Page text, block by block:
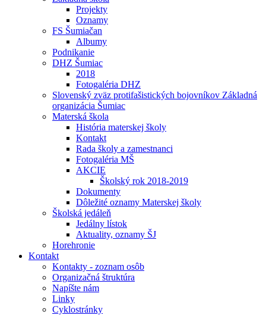
Projekty
Oznamy
FS Šumiačan
Albumy
Podnikanie
DHZ Šumiac
2018
Fotogaléria DHZ
Slovenský zväz protifašistických bojovníkov Základná
organizácia Šumiac
Materská škola
História materskej školy
Kontakt
Rada školy a zamestnanci
Fotogaléria MŠ
AKCIE
Školský rok 2018-2019
Dokumenty
Dôležité oznamy Materskej školy
Školská jedáleň
Jedálny lístok
Aktuality, oznamy ŠJ
Horehronie
Kontakt
Kontakty - zoznam osôb
Organizačná štruktúra
Napíšte nám
Linky
Cyklostránky